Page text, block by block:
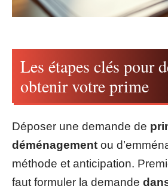
Les étapes clés pour
obtenir votre prime
Déposer une demande de
déménagement ou
méthode et anticipation.
faut formuler la demande